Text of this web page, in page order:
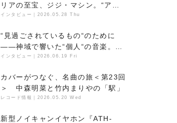
リアの至宝、ジジ・マシン。“アン
ビエントの巨匠”が明かす創作の原
景
インタビュー 2026.05.28 Thu
“見過ごされているもの“のために
――神域で響いた“個人“の音楽。冥
丁の『赤城 夜神楽』をレポート
インタビュー 2026.06.19 Fri
カバーがつなぐ、名曲の旅＜第23回
＞ 中森明菜と竹内まりやの「駅」
レコード情報 2026.05.20 Wed
新型ノイキャンイヤホン『ATH-